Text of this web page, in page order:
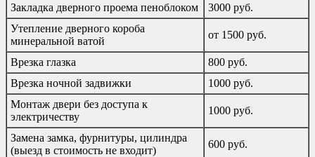
Закладка дверного проема пеноблоком
3000 руб.
Утепление дверного короба
минеральной ватой
от 1500 руб.
Врезка глазка
800 руб.
Врезка ночной задвижки
1000 руб.
Монтаж двери без доступа к
электричеству
1000 руб.
Замена замка, фурнитуры, цилиндра
(выезд в стоимость не входит)
600 руб.